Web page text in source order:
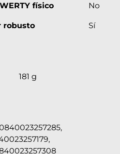
físico No
robusto Sí
181 g